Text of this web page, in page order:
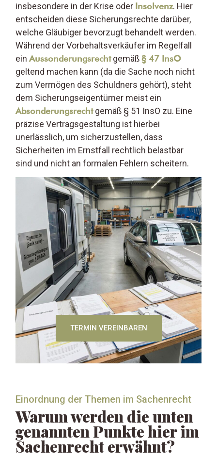
insbesondere in der Krise oder Insolvenz. Hier
entscheiden diese Sicherungsrechte darüber,
welche Gläubiger bevorzugt behandelt werden.
Während der Vorbehaltsverkäufer im Regelfall
ein Aussonderungsrechtgemäß§ 47 InsO
geltend machen kann (da die Sache noch nicht
zum Vermögen des Schuldners gehört), steht
dem Sicherungseigentümer meist ein
Absonderungsrechtgemäß § 51 InsO zu. Eine
präzise Vertragsgestaltung ist hierbei
unerlässlich, um sicherzustellen, dass
Sicherheiten im Ernstfall rechtlich belastbar
sind und nicht an formalen Fehlern scheitern.
TERMIN VEREINBAREN
Einordnung der Themen im Sachenrecht
Warum werden die unten
genannten Punkte hier im
Sachenrecht erwähnt?